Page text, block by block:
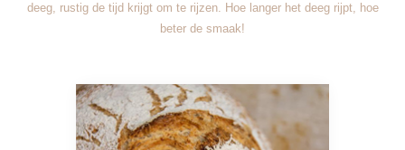
deeg, rustig de tijd krijgt om te rijzen. Hoe langer het deeg rijpt, hoe
beter de smaak!